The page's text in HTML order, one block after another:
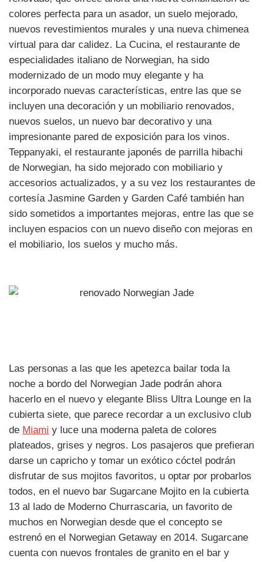
colores perfecta para un asador, un suelo mejorado,
nuevos revestimientos murales y una nueva chimenea
virtual para dar calidez. La Cucina, el restaurante de
especialidades italiano de Norwegian, ha sido
modernizado de un modo muy elegante y ha
incorporado nuevas características, entre las que se
incluyen una decoración y un mobiliario renovados,
nuevos suelos, un nuevo bar decorativo y una
impresionante pared de exposición para los vinos.
Teppanyaki, el restaurante japonés de parrilla hibachi
de Norwegian, ha sido mejorado con mobiliario y
accesorios actualizados, y a su vez los restaurantes de
cortesía Jasmine Garden y Garden Café también han
sido sometidos a importantes mejoras, entre las que se
incluyen espacios con un nuevo diseño con mejoras en
el mobiliario, los suelos y mucho más.
Las personas a las que les apetezca bailar toda la
noche a bordo del Norwegian Jade podrán ahora
hacerlo en el nuevo y elegante Bliss Ultra Lounge en la
cubierta siete, que parece recordar a un exclusivo club
de Miami y luce una moderna paleta de colores
plateados, grises y negros. Los pasajeros que prefieran
darse un capricho y tomar un exótico cóctel podrán
disfrutar de sus mojitos favoritos, u optar por probarlos
todos, en el nuevo bar Sugarcane Mojito en la cubierta
13 al lado de Moderno Churrascaria, un favorito de
muchos en Norwegian desde que el concepto se
estrenó en el Norwegian Getaway en 2014. Sugarcane
cuenta con nuevos frontales de granito en el bar y